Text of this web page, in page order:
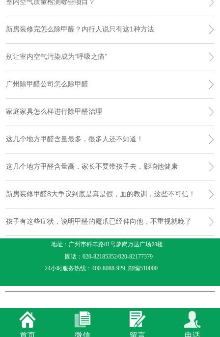
室内空气质量检测哪些项目？
新房装修完怎么除甲醛？内行人说只有这1种方法
别让室内空气污染成为“呼吸之痛”
广州除甲醛公司怎么除甲醛
家庭家具怎么样进行除甲醛治理
这几个地方甲醛含量最多，很多人还不知道！
这几个地方甲醛含量高，家长不要带孩子去，影响他健康
新房装修甲醛8大争议到底是真是假，血的教训，这些不可信！
孩子有这些症状，说明甲醛的魔爪已经伸向他，不重视就晚了
地址：广州市科丰路81号萝岗万达广场23楼
固话：020-82185352/020-82177379
24小时服务热线：400-8088-929 邮编510000
首页 微信 留言 电话